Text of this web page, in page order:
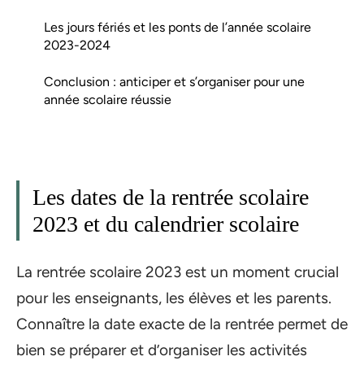
Les jours fériés et les ponts de l’année scolaire
2023-2024
Conclusion : anticiper et s’organiser pour une
année scolaire réussie
Les dates de la rentrée scolaire
2023 et du calendrier scolaire
La rentrée scolaire 2023 est un moment crucial
pour les enseignants, les élèves et les parents.
Connaître la date exacte de la rentrée permet de
bien se préparer et d’organiser les activités